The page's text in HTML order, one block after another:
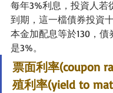
每年3%利息，投資人若
到期，這一檔債券投資
本金加配息等於130，
是3%。
票面利率(coupon
殖利率(yield to